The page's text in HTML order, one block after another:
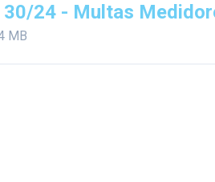
30/24 - Multas
MB